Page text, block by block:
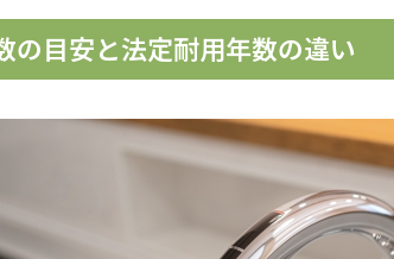
の目安と法定耐用年数の違い